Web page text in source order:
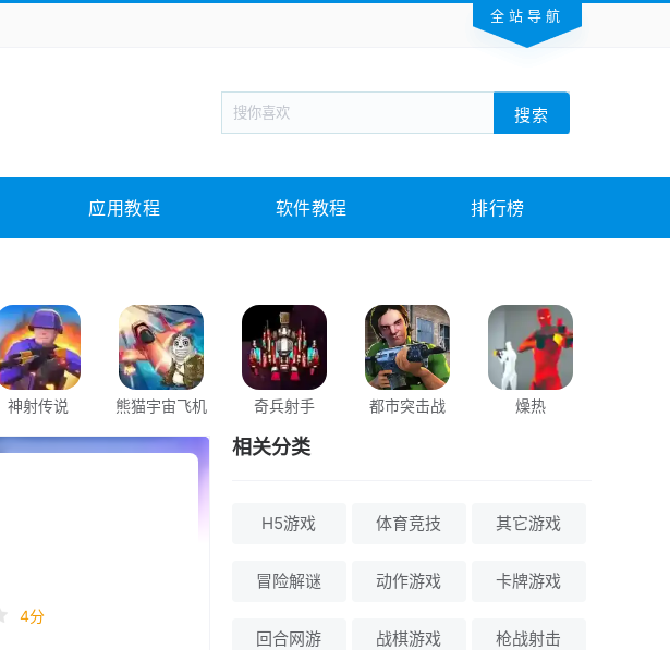
新闻阅读 旅游出行 生活实用
回合网游 战棋游戏 枪战射击
插件下载 教育教学 游戏娱乐 系统软件 素材下载
全站导航
搜索
应用教程 软件教程 排行榜
神射传说
熊猫宇宙飞机
奇兵射手 都市突击战 燥热
4分
相关分类
H5游戏 体育竞技 其它游戏
冒险解谜 动作游戏 卡牌游戏
回合网游 战棋游戏 枪战射击